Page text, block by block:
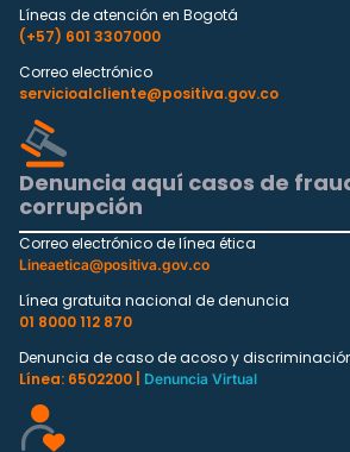
Líneas de atención en Bogotá
(+57) 601 3307000
Correo electrónico
servicioalcliente@positiva.gov.co
Denuncia aquí casos de
corrupción
Correo electrónico de línea ética
Lineaetica@positiva.gov.co
Línea gratuita nacional de denuncia
01 8000 112 870
Denuncia de caso de acoso y
Línea: 6502200 |
Denuncia Virtual